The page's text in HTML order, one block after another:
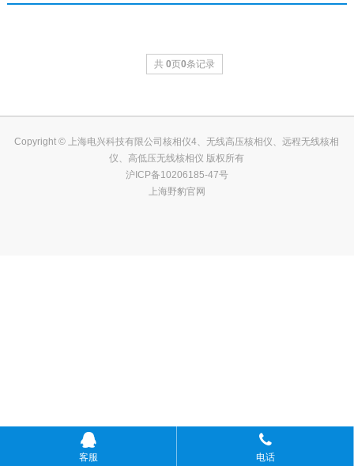
共0页0条记录
Copyright © 上海电兴科技有限公司核相仪4、无线高压核相仪、远程无线核相
仪、高低压无线核相仪 版权所有
沪ICP备10206185-47号
上海野豹官网
客服 电话